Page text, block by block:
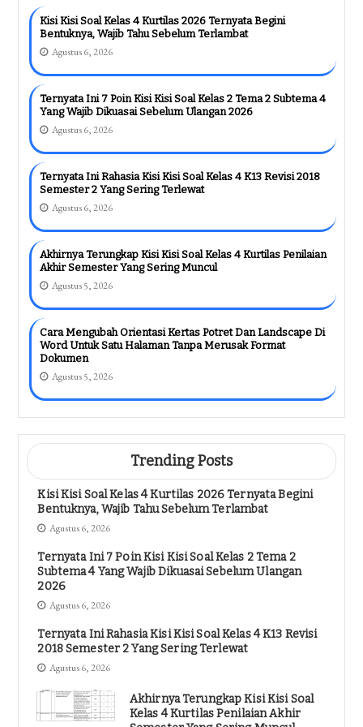
Kisi Kisi Soal Kelas 4 Kurtilas 2026 Ternyata Begini
Bentuknya, Wajib Tahu Sebelum Terlambat
Agustus 6, 2026
Ternyata Ini 7 Poin Kisi Kisi Soal Kelas 2 Tema 2 Subtema 4
Yang Wajib Dikuasai Sebelum Ulangan 2026
Agustus 6, 2026
Ternyata Ini Rahasia Kisi Kisi Soal Kelas 4 K13 Revisi 2018
Semester 2 Yang Sering Terlewat
Agustus 6, 2026
Akhirnya Terungkap Kisi Kisi Soal Kelas 4 Kurtilas Penilaian
Akhir Semester Yang Sering Muncul
Agustus 5, 2026
Cara Mengubah Orientasi Kertas Potret Dan Landscape Di
Word Untuk Satu Halaman Tanpa Merusak Format
Dokumen
Agustus 5, 2026
Trending Posts
Kisi Kisi Soal Kelas 4 Kurtilas 2026 Ternyata Begini
Bentuknya, Wajib Tahu Sebelum Terlambat
Agustus 6, 2026
Ternyata Ini 7 Poin Kisi Kisi Soal Kelas 2 Tema 2
Subtema 4 Yang Wajib Dikuasai Sebelum Ulangan
2026
Agustus 6, 2026
Ternyata Ini Rahasia Kisi Kisi Soal Kelas 4 K13 Revisi
2018 Semester 2 Yang Sering Terlewat
Agustus 6, 2026
Akhirnya Terungkap Kisi Kisi Soal
Kelas 4 Kurtilas Penilaian Akhir